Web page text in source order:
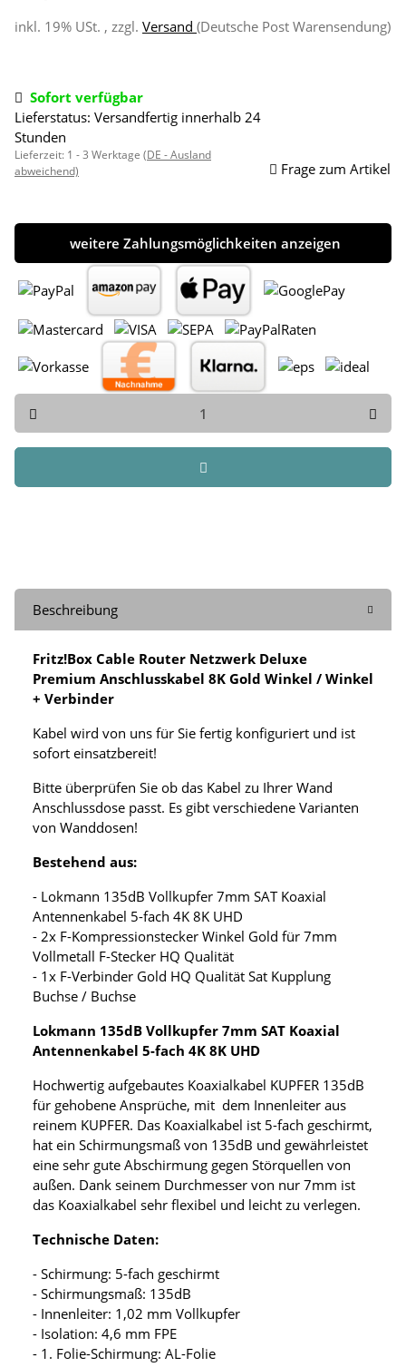
inkl. 19% USt. , zzgl. Versand (Deutsche Post Warensendung)
Sofort verfügbar
Lieferstatus: Versandfertig innerhalb 24
Stunden
Lieferzeit: 1 - 3 Werktage (DE - Ausland
abweichend)
Frage zum Artikel
weitere Zahlungsmöglichkeiten anzeigen
Beschreibung
Fritz!Box Cable Router Netzwerk Deluxe
Premium Anschlusskabel 8K Gold Winkel / Winkel
+ Verbinder
Kabel wird von uns für Sie fertig konfiguriert und ist
sofort einsatzbereit!
Bitte überprüfen Sie ob das Kabel zu Ihrer Wand
Anschlussdose passt. Es gibt verschiedene Varianten
von Wanddosen!
Bestehend aus:
- Lokmann 135dB Vollkupfer 7mm SAT Koaxial
Antennenkabel 5-fach 4K 8K UHD
- 2x F-Kompressionstecker Winkel Gold für 7mm
Vollmetall F-Stecker HQ Qualität
- 1x F-Verbinder Gold HQ Qualität Sat Kupplung
Buchse / Buchse
Lokmann 135dB Vollkupfer 7mm SAT Koaxial
Antennenkabel 5-fach 4K 8K UHD
Hochwertig aufgebautes Koaxialkabel KUPFER 135dB
für gehobene Ansprüche, mit dem Innenleiter aus
reinem KUPFER. Das Koaxialkabel ist 5-fach geschirmt,
hat ein Schirmungsmaß von 135dB und gewährleistet
eine sehr gute Abschirmung gegen Störquellen von
außen. Dank seinem Durchmesser von nur 7mm ist
das Koaxialkabel sehr flexibel und leicht zu verlegen.
Technische Daten:
- Schirmung: 5-fach geschirmt
- Schirmungsmaß: 135dB
- Innenleiter: 1,02 mm Vollkupfer
- Isolation: 4,6 mm FPE
- 1. Folie-Schirmung: AL-Folie